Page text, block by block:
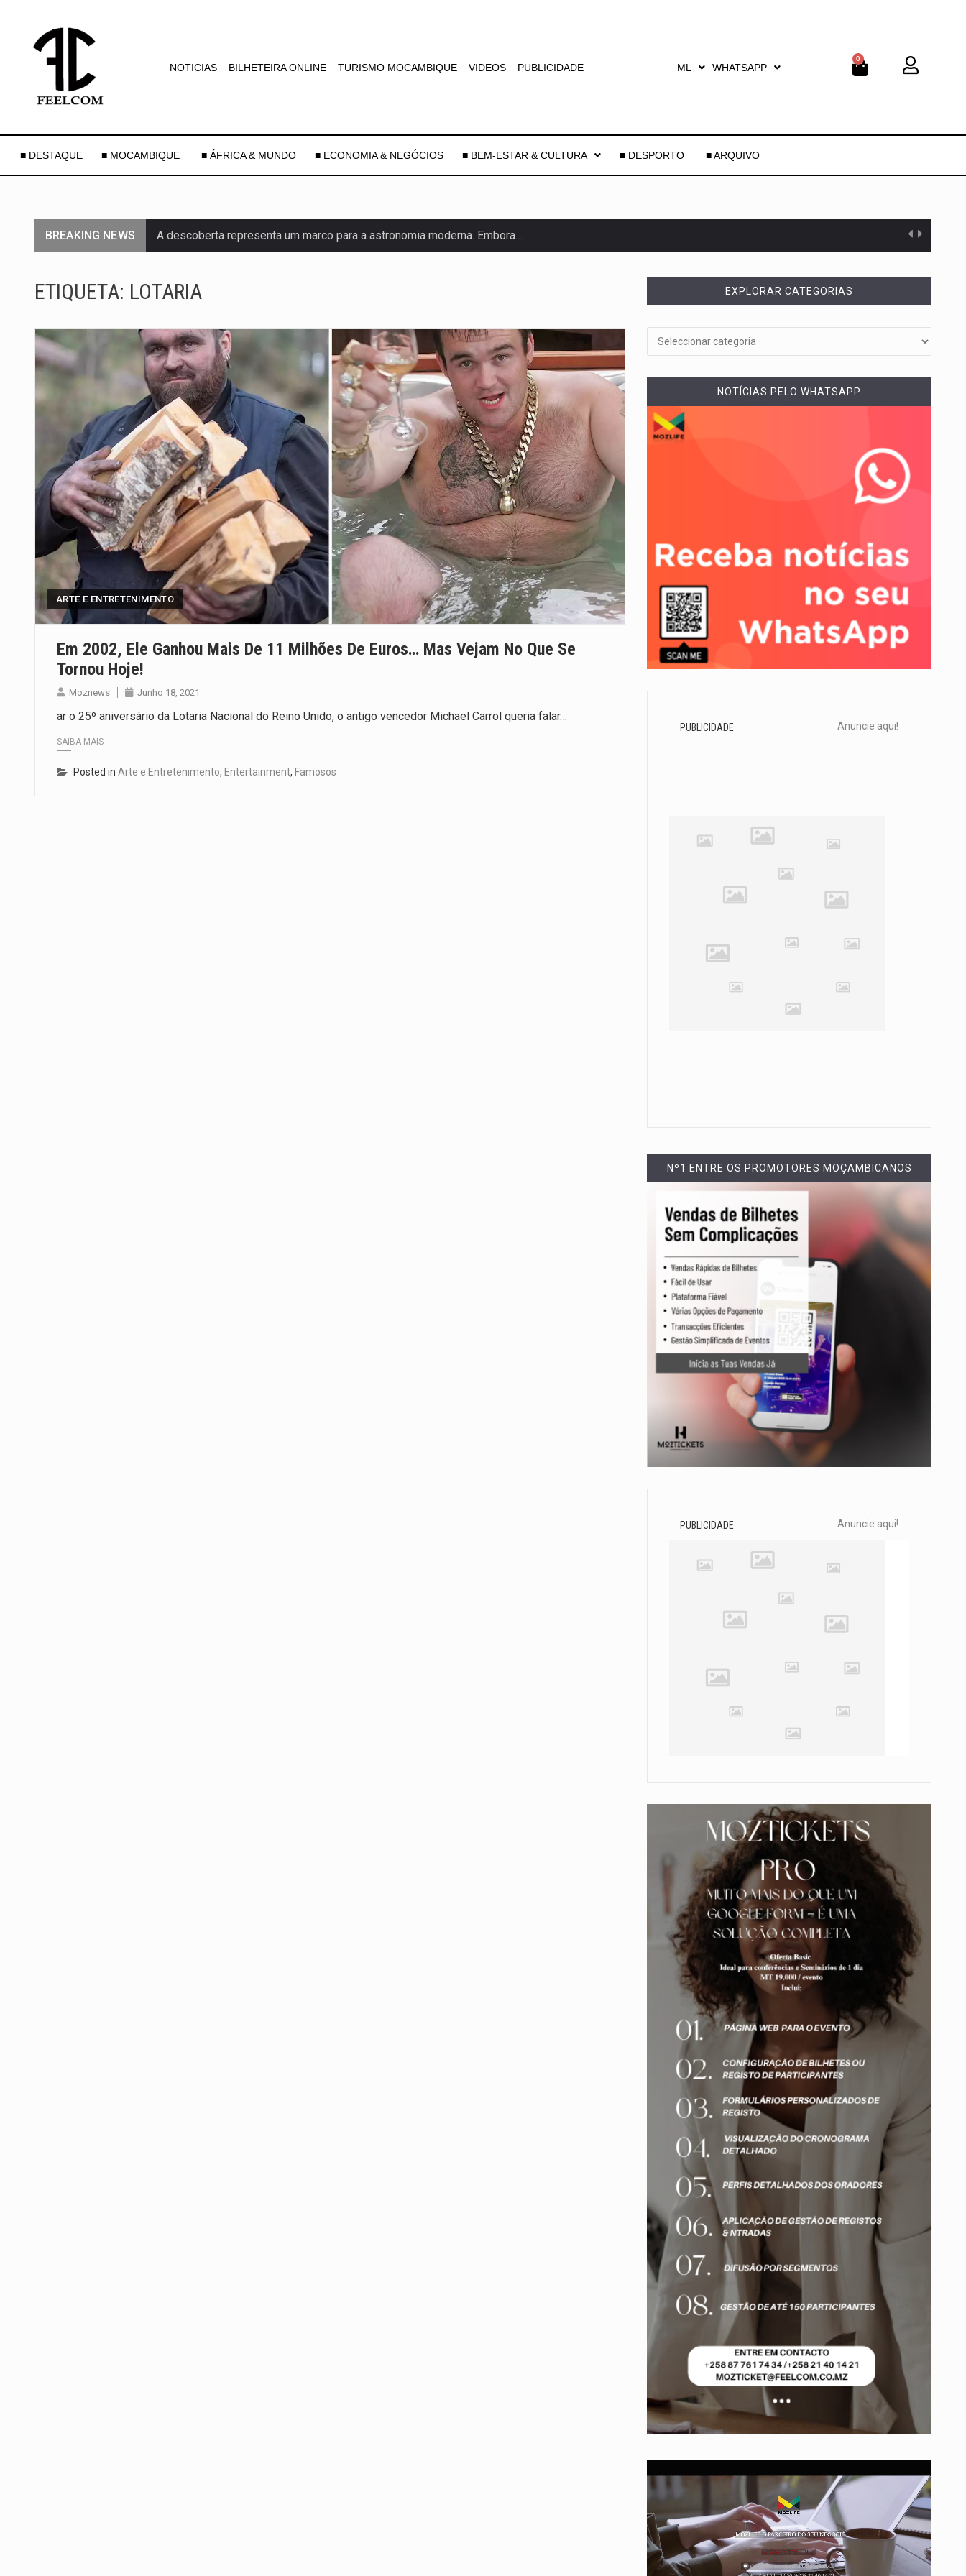
NOTICIAS BILHETEIRA ONLINE TURISMO MOCAMBIQUE VIDEOS PUBLICIDADE ML WHATSAPP
0
■ DESTAQUE ■ MOCAMBIQUE ■ ÁFRICA & MUNDO ■ ECONOMIA & NEGÓCIOS ■ BEM-ESTAR & CULTURA ■ DESPORTO ■ ARQUIVO
BREAKING NEWS A descoberta representa um marco para a astronomia moderna. Embora…
De acordo com as autoridades de saúde da Faixa de…
Um dos casos mais graves envolveu a residência de Sam…
A cidade de Bunia, capital da província de Ituri, tornou-se…
O pagamento marca o desfecho de um dos processos mais…
O programa, cuja implementação está prevista entre abril de 2026…
A nova legislação estabelece um prazo de 180 dias para…
O Departamento de Estado norte-americano confirmou que cidadãos dos Estados…
A final coloca frente a frente duas equipas que chegaram…
ETIQUETA: LOTARIA
ARTE E ENTRETENIMENTO
Em 2002, Ele Ganhou Mais De 11 Milhões De Euros… Mas Vejam No Que Se
Tornou Hoje!
Moznews Junho 18, 2021
ar o 25º aniversário da Lotaria Nacional do Reino Unido, o antigo vencedor Michael Carrol queria falar…
SAIBA MAIS
Posted in Arte e Entretenimento, Entertainment, Famosos
EXPLORAR CATEGORIAS
NOTÍCIAS PELO WHATSAPP
PUBLICIDADE Anuncie aqui!
Nº1 ENTRE OS PROMOTORES MOÇAMBICANOS
PUBLICIDADE Anuncie aqui!